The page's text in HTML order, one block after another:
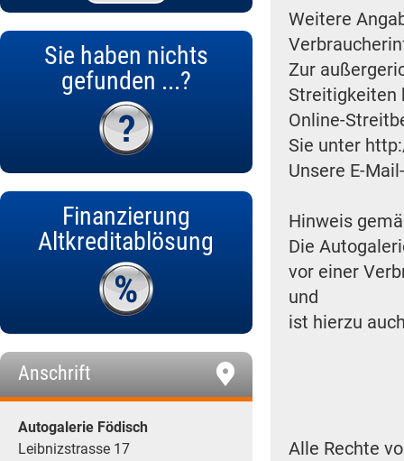
Sie haben nichts
gefunden ...?
Finanzierung
Altkreditablösung
Anschrift
Autogalerie Födisch
Leibnizstrasse 17
Weitere
Zur
Streitigkeiten
Online-
Sie unter
Unsere E-
Hinweis
Die
vor einer
und
ist hierzu
Alle Rechte